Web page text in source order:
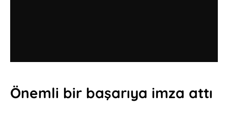
Önemli bir başarıya imza attı